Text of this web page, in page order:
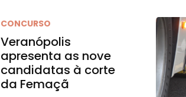
CONCURSO
Veranópolis
apresenta as nove
candidatas à corte
da Femaçã